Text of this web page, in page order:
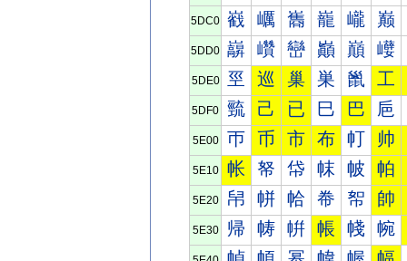
5DC0 巀 巁 巂 巃 巄 巅
5DD0 巐 巑 巒 巓 巔 巕
5DE0 巠 巡 巢 巣 巤 工
5DF0 巰 己 已 巳 巴 巵
5E00 帀 币 市 布 帄 帅
5E10 帐 帑 帒 帓 帔 帕
5E20 帠 帡 帢 帣 帤 帥
5E30 帰 帱 帲 帳 帴 帵